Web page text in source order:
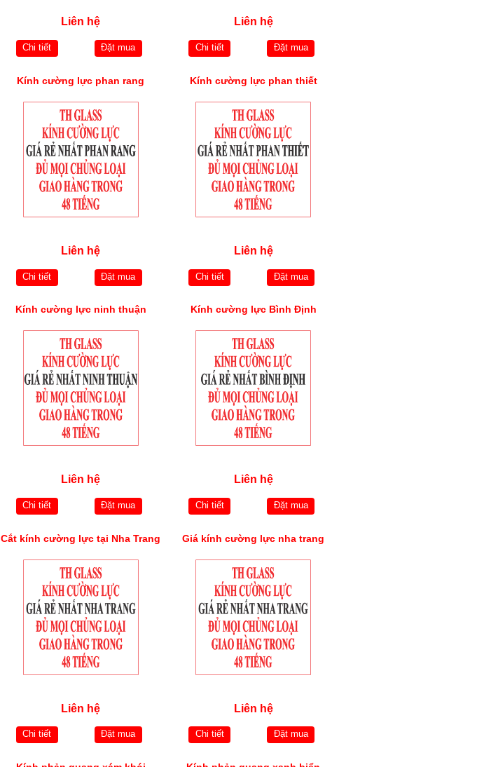
Liên hệ
Chi tiết Đặt mua
Liên hệ
Chi tiết Đặt mua
Kính cường lực phan rang
Liên hệ
Chi tiết Đặt mua
Kính cường lực phan thiết
Liên hệ
Chi tiết Đặt mua
Kính cường lực ninh thuận
Liên hệ
Chi tiết Đặt mua
Kính cường lực Bình Định
Liên hệ
Chi tiết Đặt mua
Cắt kính cường lực tại Nha Trang
Liên hệ
Chi tiết Đặt mua
Giá kính cường lực nha trang
Liên hệ
Chi tiết Đặt mua